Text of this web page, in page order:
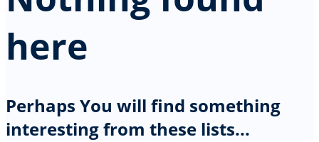
here
Perhaps You will find something
interesting from these lists...